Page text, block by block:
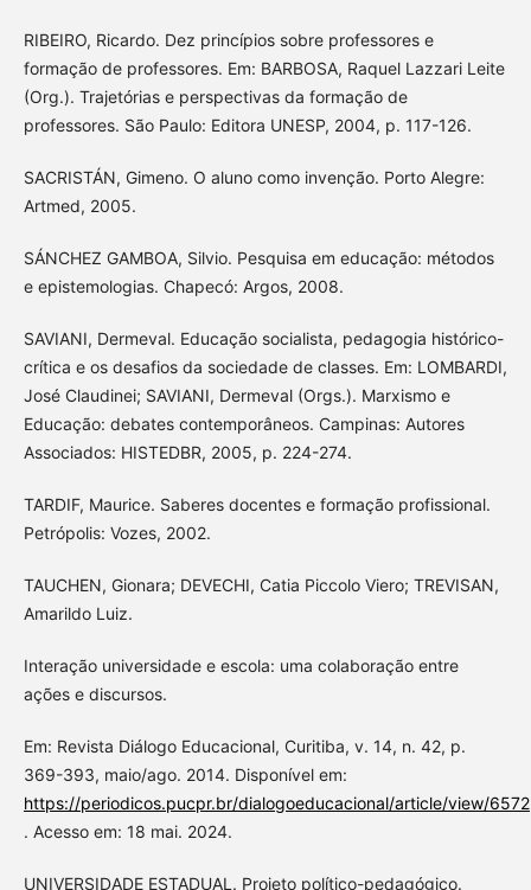
RIBEIRO, Ricardo. Dez princípios sobre professores e
formação de professores. Em: BARBOSA, Raquel Lazzari Leite
(Org.). Trajetórias e perspectivas da formação de
professores. São Paulo: Editora UNESP, 2004, p. 117-126.
SACRISTÁN, Gimeno. O aluno como invenção. Porto Alegre:
Artmed, 2005.
SÁNCHEZ GAMBOA, Silvio. Pesquisa em educação: métodos
e epistemologias. Chapecó: Argos, 2008.
SAVIANI, Dermeval. Educação socialista, pedagogia histórico-
crítica e os desafios da sociedade de classes. Em: LOMBARDI,
José Claudinei; SAVIANI, Dermeval (Orgs.). Marxismo e
Educação: debates contemporâneos. Campinas: Autores
Associados: HISTEDBR, 2005, p. 224-274.
TARDIF, Maurice. Saberes docentes e formação profissional.
Petrópolis: Vozes, 2002.
TAUCHEN, Gionara; DEVECHI, Catia Piccolo Viero; TREVISAN,
Amarildo Luiz.
Interação universidade e escola: uma colaboração entre
ações e discursos.
Em: Revista Diálogo Educacional, Curitiba, v. 14, n. 42, p.
369-393, maio/ago. 2014. Disponível em:
https://periodicos.pucpr.br/dialogoeducacional/article/view/6572
. Acesso em: 18 mai. 2024.
UNIVERSIDADE ESTADUAL. Projeto político-pedagógico.